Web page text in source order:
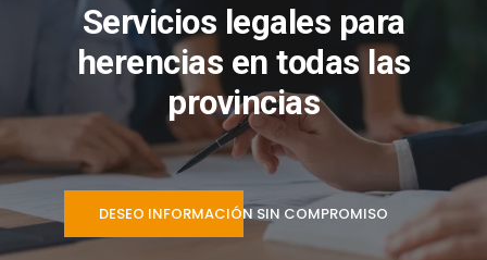
Servicios legales para
herencias en todas las
provincias
DESEO INFORMACIÓN SIN COMPROMISO